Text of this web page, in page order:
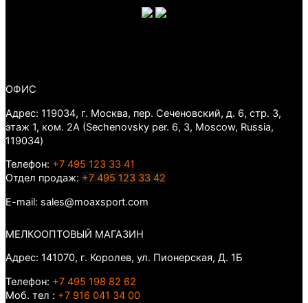
ОФИС
Адрес: 119034, г. Москва, пер. Сеченовский, д. 6, стр. 3,
этаж 1, ком. 2А (Sechenovsky per. 6, 3, Moscow, Russia,
119034)
Телефон: +7 495 123 33 41
Отдел продаж: +7 495 123 33 42
E-mail: sales@moaxsport.com
МЕЛКООПТОВЫЙ МАГАЗИН
Адрес: 141070, г. Королев, ул. Пионерская, Д. 1Б
Телефон: +7 495 198 82 62
Моб. тел : +7 916 041 34 00